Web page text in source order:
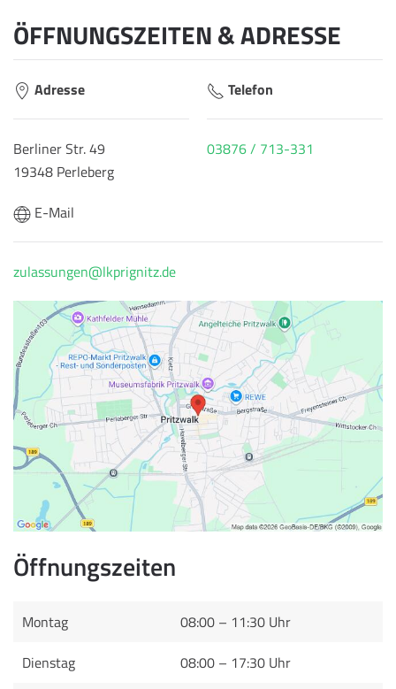
ÖFFNUNGSZEITEN & ADRESSE
Adresse
Berliner Str. 49
19348 Perleberg
Telefon
03876 / 713-331
E-Mail
zulassungen@lkprignitz.de
Öffnungszeiten
Montag
08:00 – 11:30 Uhr
Dienstag
08:00 – 17:30 Uhr